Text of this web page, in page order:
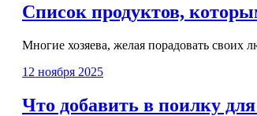
Список продуктов,
Многие хозяева, желая порадовать своих
12 ноября 2025
Что добавить в поилку